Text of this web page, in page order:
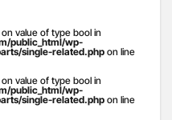
value of type bool in
public_html/wp-
single-related.php on line
value of type bool in
public_html/wp-
single-related.php on line